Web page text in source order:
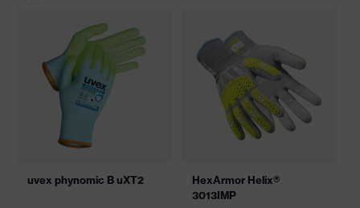
uvex phynomic B uXT2
HexArmor Helix®
3013IMP